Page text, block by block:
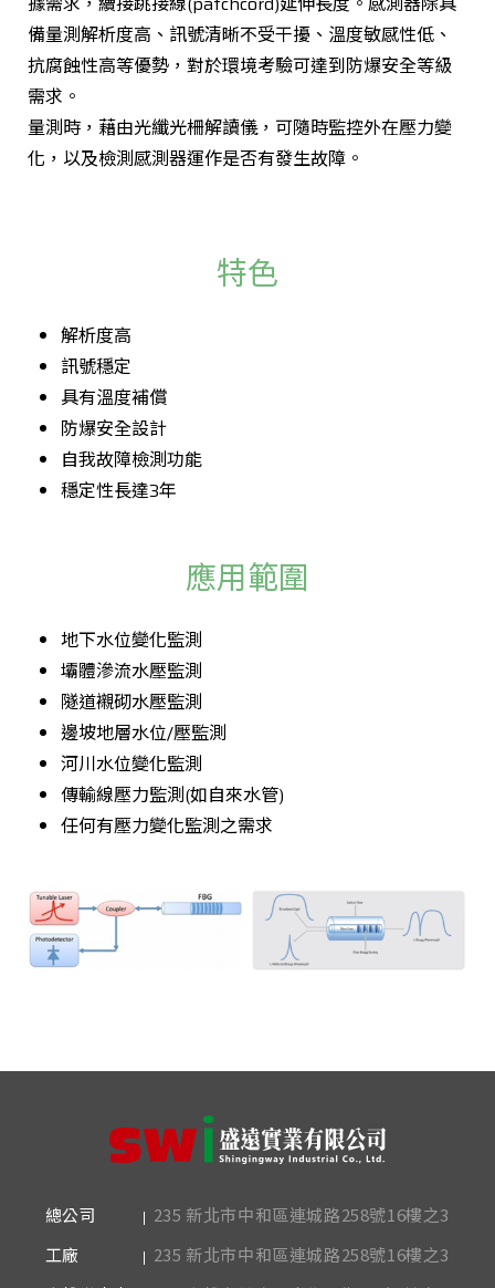
備量測解析度高、訊號清晰不受干擾、溫度敏感性低、
抗腐蝕性高等優勢，對於環境考驗可達到防爆安全等級
需求。
量測時，藉由光纖光柵解讀儀，可隨時監控外在壓力變
化，以及檢測感測器運作是否有發生故障。
特色
解析度高
訊號穩定
具有溫度補償
防爆安全設計
自我故障檢測功能
穩定性長達3年
應用範圍
地下水位變化監測
壩體滲流水壓監測
隧道襯砌水壓監測
邊坡地層水位/壓監測
河川水位變化監測
傳輸線壓力監測(如自來水管)
任何有壓力變化監測之需求
總公司
235 新北市中和區連城路258號16樓之3
工廠
235 新北市中和區連城路258號16樓之3